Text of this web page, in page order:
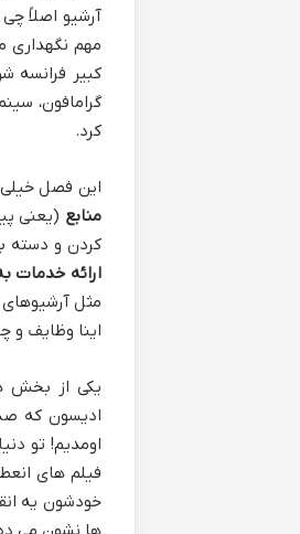
آرشیو اصلاً
مهم نگهداری
کبیر فرانسه
گرامافون،
کرد.
این فصل
منابع (یعنی
کردن و دسته
ارائه خدمات
مثل
اینا وظایف
یکی از بخش
ادیسون که
اومدیم! تو
فیلم های
خودشون یه